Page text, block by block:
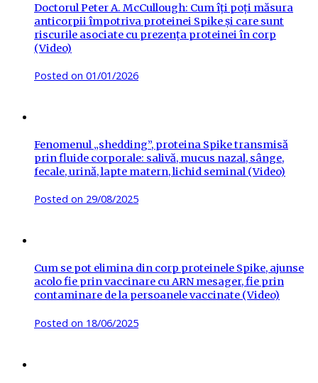
Doctorul Peter A. McCullough: Cum îți poți măsura
anticorpii împotriva proteinei Spike și care sunt
riscurile asociate cu prezența proteinei în corp
(Video)
Posted on 01/01/2026
Fenomenul „shedding”, proteina Spike transmisă
prin fluide corporale: salivă, mucus nazal, sânge,
fecale, urină, lapte matern, lichid seminal (Video)
Posted on 29/08/2025
Cum se pot elimina din corp proteinele Spike, ajunse
acolo fie prin vaccinare cu ARN mesager, fie prin
contaminare de la persoanele vaccinate (Video)
Posted on 18/06/2025